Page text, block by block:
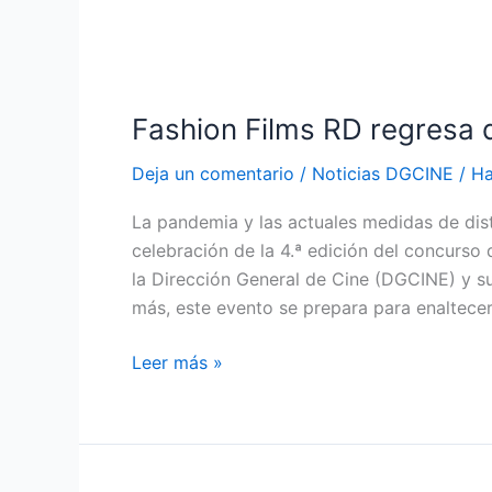
Fashion Films RD regresa
Deja un comentario / Noticias DGCINE /
La pandemia y las actuales medidas de
celebración de la 4.ª edición del
la Dirección General de Cine (DGCINE) y
más, este evento se prepara para
Leer más »